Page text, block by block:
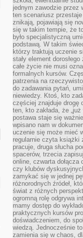
jednym zawodzie
ten scenariusz
znikają, pojawiają się
się w takim tempie, że
było specjalistyczną
podstawą. W takim
którzy traktują uczenie
stały element
całe życie nie musi
formalnych kursów.
patrzenia na
do zadawania pytań,
niewiedzy. Ktoś, kto
częściej znajduje drogę
ten, kto zakłada, że
postawa staje się
wpisano nam w
uczenie się może mieć
regularnie czyta książki
pracuje, druga słucha
spacerów, trzecia
online, czwarta dołącza
czy klubów
zamykać się w jednej
różnorodnych źródeł,
świat z różnych
ogromną rolę odgrywa
mamy dostęp do
praktycznych kursów
doświadczeniem, do
wiedzą. Jednocześnie
zamienia się w chaos,